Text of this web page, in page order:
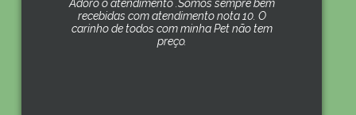
Adoro o atendimento .Somos sempre bem
recebidas com atendimento nota 10. O
carinho de todos com minha Pet não tem
preço.